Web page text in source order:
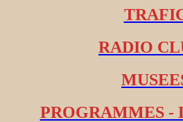
RADIO
PROGRAMMES -